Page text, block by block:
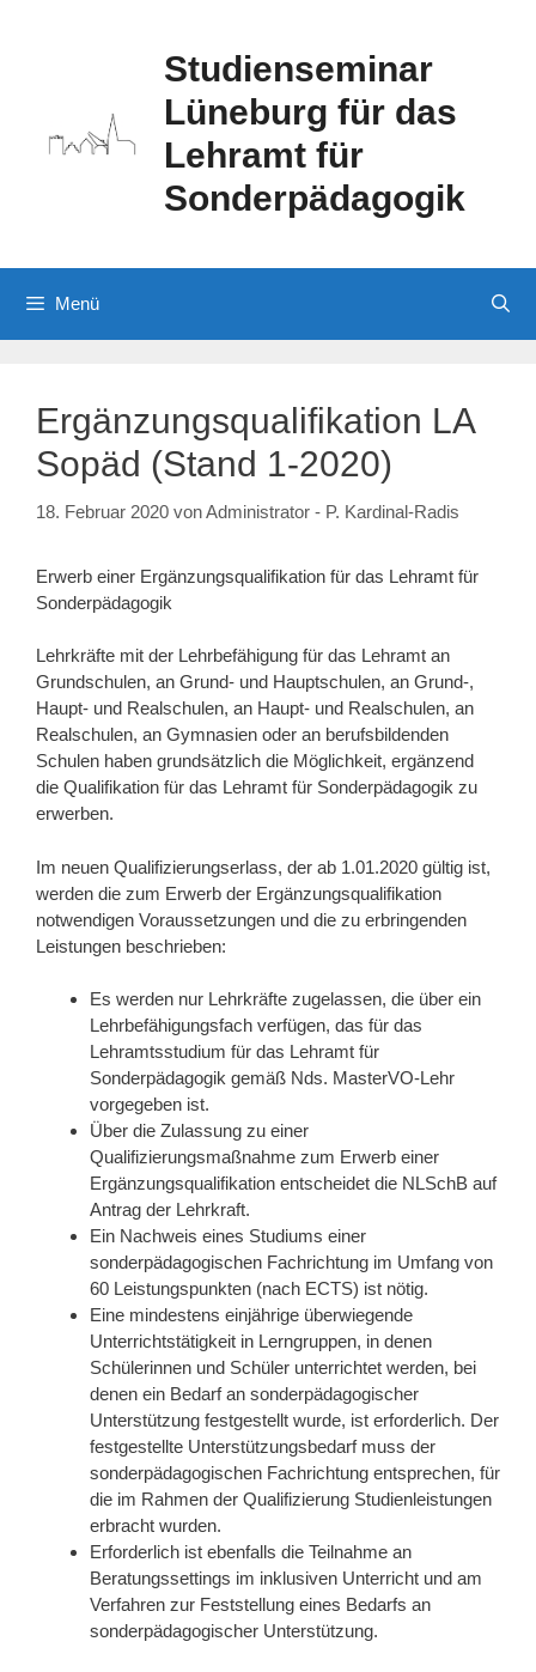
Studienseminar
Lüneburg für das
Lehramt für
Sonderpädagogik
Menü
Ergänzungsqualifikation LA
Sopäd (Stand 1-2020)
18. Februar 2020 vonAdministrator - P. Kardinal-Radis
Erwerb einer Ergänzungsqualifikation für das Lehramt für
Sonderpädagogik
Lehrkräfte mit der Lehrbefähigung für das Lehramt an
Grundschulen, an Grund- und Hauptschulen, an Grund-,
Haupt- und Realschulen, an Haupt- und Realschulen, an
Realschulen, an Gymnasien oder an berufsbildenden
Schulen haben grundsätzlich die Möglichkeit, ergänzend
die Qualifikation für das Lehramt für Sonderpädagogik zu
erwerben.
Im neuen Qualifizierungserlass, der ab 1.01.2020 gültig ist,
werden die zum Erwerb der Ergänzungsqualifikation
notwendigen Voraussetzungen und die zu erbringenden
Leistungen beschrieben:
Es werden nur Lehrkräfte zugelassen, die über ein
Lehrbefähigungsfach verfügen, das für das
Lehramtsstudium für das Lehramt für
Sonderpädagogik gemäß Nds. MasterVO-Lehr
vorgegeben ist.
Über die Zulassung zu einer
Qualifizierungsmaßnahme zum Erwerb einer
Ergänzungsqualifikation entscheidet die NLSchB auf
Antrag der Lehrkraft.
Ein Nachweis eines Studiums einer
sonderpädagogischen Fachrichtung im Umfang von
60 Leistungspunkten (nach ECTS) ist nötig.
Eine mindestens einjährige überwiegende
Unterrichtstätigkeit in Lerngruppen, in denen
Schülerinnen und Schüler unterrichtet werden, bei
denen ein Bedarf an sonderpädagogischer
Unterstützung festgestellt wurde, ist erforderlich. Der
festgestellte Unterstützungsbedarf muss der
sonderpädagogischen Fachrichtung entsprechen, für
die im Rahmen der Qualifizierung Studienleistungen
erbracht wurden.
Erforderlich ist ebenfalls die Teilnahme an
Beratungssettings im inklusiven Unterricht und am
Verfahren zur Feststellung eines Bedarfs an
sonderpädagogischer Unterstützung.